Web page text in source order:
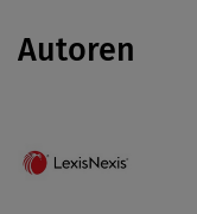
Autoren